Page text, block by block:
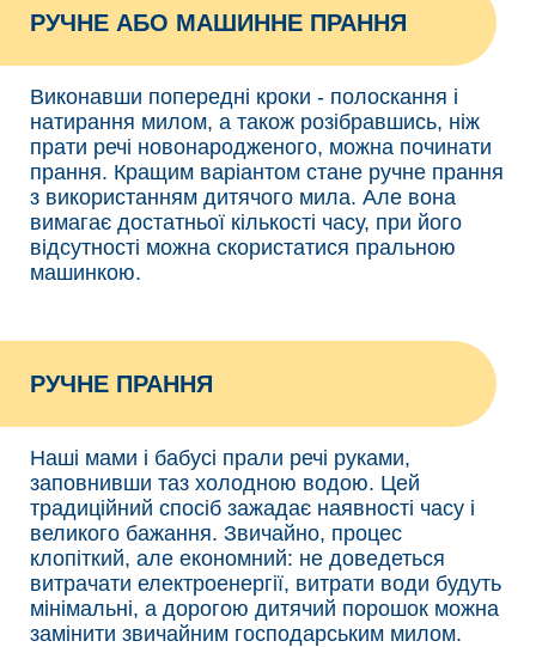
РУЧНЕ АБО МАШИННЕ ПРАННЯ
Виконавши попередні кроки - полоскання і
натирання милом, а також розібравшись, ніж
прати речі новонародженого, можна починати
прання. Кращим варіантом стане ручне прання
з використанням дитячого мила. Але вона
вимагає достатньої кількості часу, при його
відсутності можна скористатися пральною
машинкою.
РУЧНЕ ПРАННЯ
Наші мами і бабусі прали речі руками,
заповнивши таз холодною водою. Цей
традиційний спосіб зажадає наявності часу і
великого бажання. Звичайно, процес
клопіткий, але економний: не доведеться
витрачати електроенергії, витрати води будуть
мінімальні, а дорогою дитячий порошок можна
замінити звичайним господарським милом.